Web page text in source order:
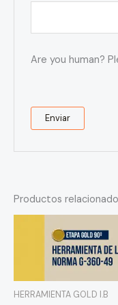
Are you human?
Productos
HERRAMIENTA GOLD I.B